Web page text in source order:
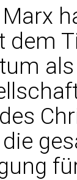
dem